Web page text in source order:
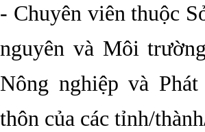
- Chuyên viên thuộc
nguyên và Môi
Nông nghiệp và
thôn của các tỉnh/